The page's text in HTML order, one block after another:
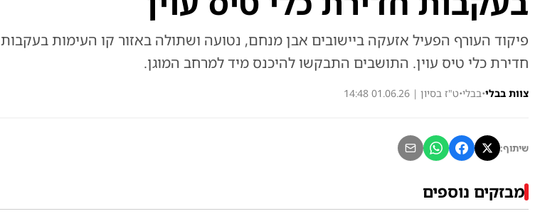
פיקוד העורף הפעיל אזעקה ביישובים אבן מנחם, נטועה ושתולה באזור קו העימות בעקבות
חדירת כלי טיס עוין. התושבים התבקשו להיכנס מיד למרחב המוגן.
צוות בבלי•בבלי•ט"ז בסיון | 01.06.26 14:48
שיתוף:
מבזקים נוספים